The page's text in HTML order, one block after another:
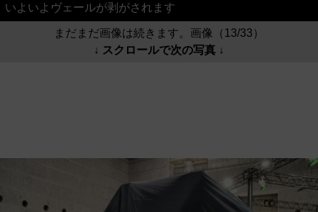
いよいよヴェールが剥がされます
まだまだ画像は続きます。画像（13/33）
↓ スクロールで次の写真 ↓